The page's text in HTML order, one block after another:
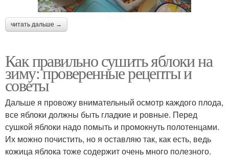
читать дальше →
Как правильно сушить яблоки на
зиму: проверенные рецепты и
советы
Дальше я провожу внимательный осмотр каждого плода,
все яблоки должны быть гладкие и ровные. Перед
сушкой яблоки надо помыть и промокнуть полотенцами.
Их можно почистить, но я оставляю так, как есть, ведь
кожица яблока тоже содержит очень много полезного.